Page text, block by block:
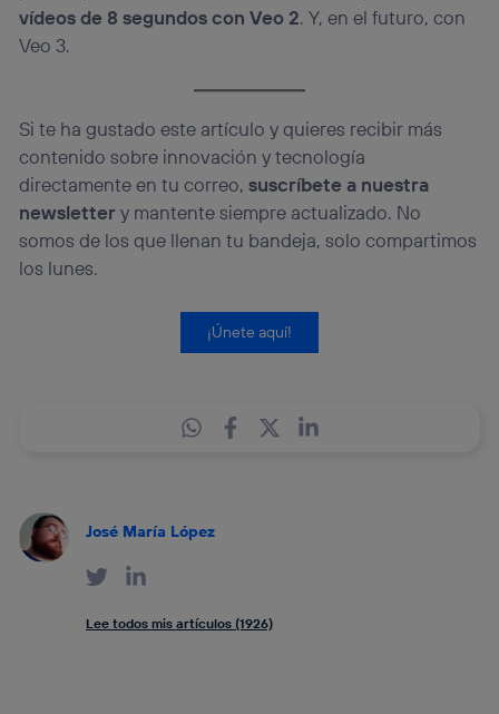
vídeos de 8 segundos con Veo 2. Y, en el futuro, con
Veo 3.
Si te ha gustado este artículo y quieres recibir más
contenido sobre innovación y tecnología
directamente en tu correo,suscríbete a nuestra
newslettery mantente siempre actualizado. No
somos de los que llenan tu bandeja, solo compartimos
los lunes.
¡Únete aquí!
José María López
Lee todos mis artículos (1926)